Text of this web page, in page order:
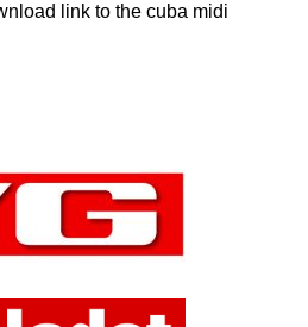
link to the cuba midi